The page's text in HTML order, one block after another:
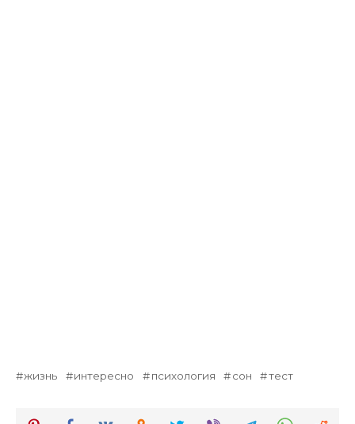
жизнь интересно психология сон тест